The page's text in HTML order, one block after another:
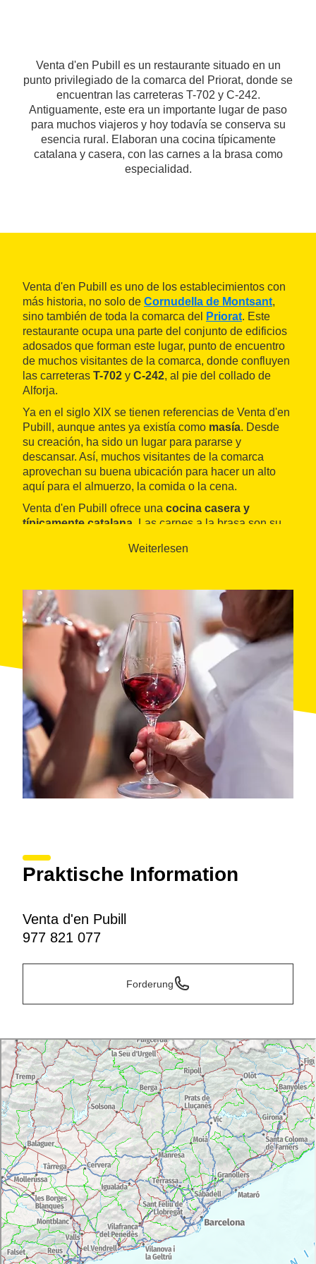
Venta d'en Pubill es un restaurante situado en un
punto privilegiado de la comarca del Priorat, donde se
encuentran las carreteras T-702 y C-242.
Antiguamente, este era un importante lugar de paso
para muchos viajeros y hoy todavía se conserva su
esencia rural. Elaboran una cocina típicamente
catalana y casera, con las carnes a la brasa como
especialidad.
Venta d'en Pubill es uno de los establecimientos con
más historia, no solo de Cornudella de Montsant,
sino también de toda la comarca del
Priorat. Este
restaurante ocupa una parte del conjunto de edificios
adosados que forman este lugar, punto de encuentro
de muchos visitantes de la comarca, donde confluyen
las carreteras T-702 y C-242, al pie del collado de
Alforja.
Ya en el siglo XIX se tienen referencias de Venta d'en
Pubill, aunque antes ya existía como masía. Desde
su creación, ha sido un lugar para pararse y
descansar. Así, muchos visitantes de la comarca
aprovechan su buena ubicación para hacer un alto
aquí para el almuerzo, la comida o la cena.
Venta d'en Pubill ofrece una cocina casera y
típicamente catalana . Las carnes a la brasa son su
muy habituales en la gastronomía del país, como el
elaboraciones son sencillas, pero abundantes y muy
buenas. Tiene una interesante carta devinos
con
productos de la zona.
El local, situado a pie de carretera, destaca por su
decoración interior, de ambiente rústico, que le da un
aire acogedor, familiar y rural. Además, de las paredes
cuelgan algunas fotografías antiguas del mismo local.
Weiterlesen
Praktische Information
Venta d'en Pubill
977 821 077
Forderung